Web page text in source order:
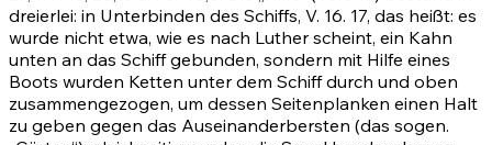
dreierlei: in Unterbinden des Schiffs, V. 16. 17, das heißt: es
wurde nicht etwa, wie es nach Luther scheint, ein Kahn
unten an das Schiff gebunden, sondern mit Hilfe eines
Boots wurden Ketten unter dem Schiff durch und oben
zusammengezogen, um dessen Seitenplanken einen Halt
zu geben gegen das Auseinanderbersten (das sogen.